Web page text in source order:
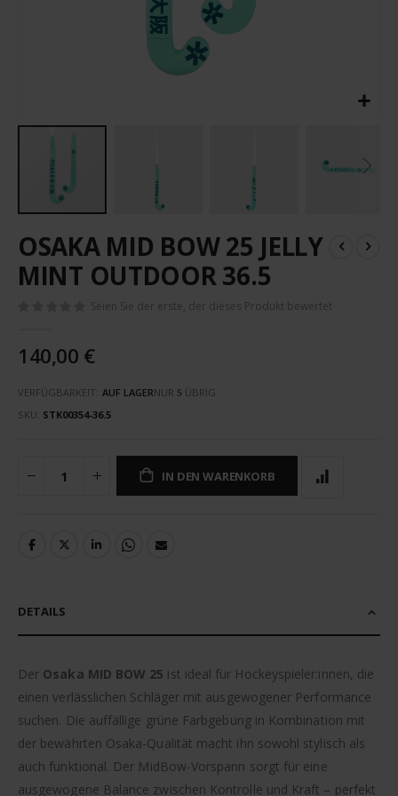
Anfang
der
Bildergalerie
OSAKA MID BOW 25 JELLY
MINT OUTDOOR 36.5
Seien Sie der erste, der dieses Produkt bewertet
140,00 €
VERFÜGBARKEIT: AUF LAGERNUR 5 ÜBRIG
SKU STK00354-36.5
IN DEN WARENKORB
DETAILS
Der Osaka MID BOW 25 ist ideal für Hockeyspieler:innen, die
einen verlässlichen Schläger mit ausgewogener Performance
suchen. Die auffällige grüne Farbgebung in Kombination mit
der bewährten Osaka-Qualität macht ihn sowohl stylisch als
auch funktional. Der MidBow-Vorspann sorgt für eine
ausgewogene Balance zwischen Kontrolle und Kraft – perfekt